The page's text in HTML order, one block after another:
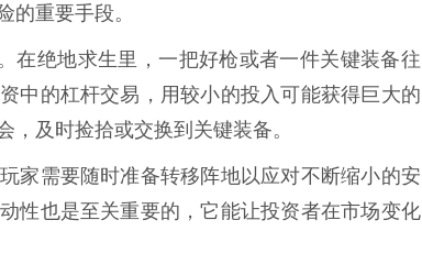
的重要手段。
在绝地求生里，一把好枪或者一件关键装备往
中的杠杆交易，用较小的投入可能获得巨大的
及时捡拾或交换到关键装备。
家需要随时准备转移阵地以应对不断缩小的安
性也是至关重要的，它能让投资者在市场变化